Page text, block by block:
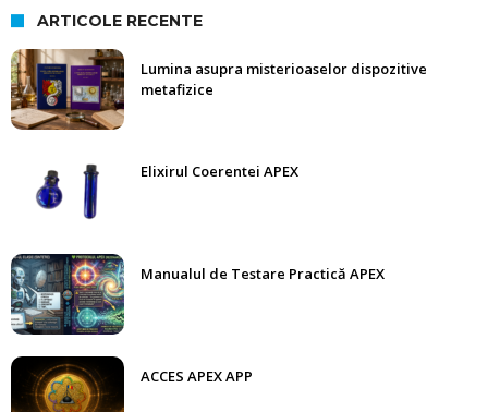
ARTICOLE RECENTE
Lumina asupra misterioaselor dispozitive
metafizice
Elixirul Coerentei APEX
Manualul de Testare Practică APEX
ACCES APEX APP